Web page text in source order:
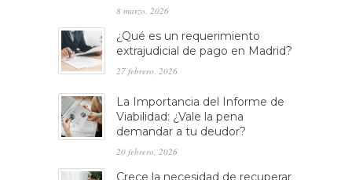
8 marzo, 2026
¿Qué es un requerimiento
extrajudicial de pago en Madrid?
27 febrero, 2026
La Importancia del Informe de
Viabilidad: ¿Vale la pena
demandar a tu deudor?
20 febrero, 2026
Crece la necesidad de recuperar